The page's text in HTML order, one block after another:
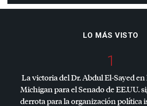
LO MÁS VISTO
1
La victoria del Dr. Abdul El-Sayed
Michigan para el Senado de EE.UU.
derrota para la organización política